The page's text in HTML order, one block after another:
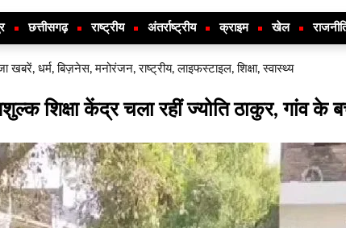
छत्तीसगढ़ राष्ट्रीय अंतर्राष्ट्रीय क्राइम खेल
खबरें, धर्म,बिज़नेस,मनोरंजन,राष्ट्रीय,लाइफस्टाइल,शिक्षा,स्वास्थ्य
शिक्षा केंद्र चला रहीं ज्योति ठाकुर, गांव के